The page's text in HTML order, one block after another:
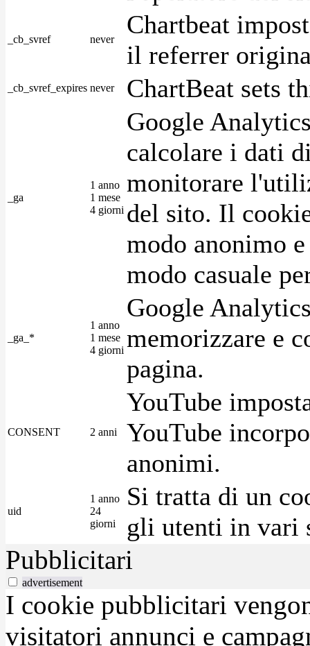
_cb_svref never
Chartbeat
il referrer
_cb_svref_expires never ChartBeat sets
_ga
1 anno
1 mese
4 giorni
Google
calcolare i dati
monitorare
del sito. Il
modo anonimo
modo casuale
_ga_*
1 anno
1 mese
4 giorni
Google
memorizzare e
pagina.
CONSENT 2 anni
YouTube
YouTube
anonimi.
uid
1 anno
24
giorni
Si tratta di un
gli utenti in vari
Pubblicitari
advertisement
I cookie pubblicitari
visitatori annunci e